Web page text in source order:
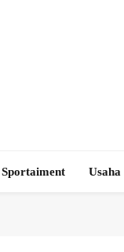
Sportaiment